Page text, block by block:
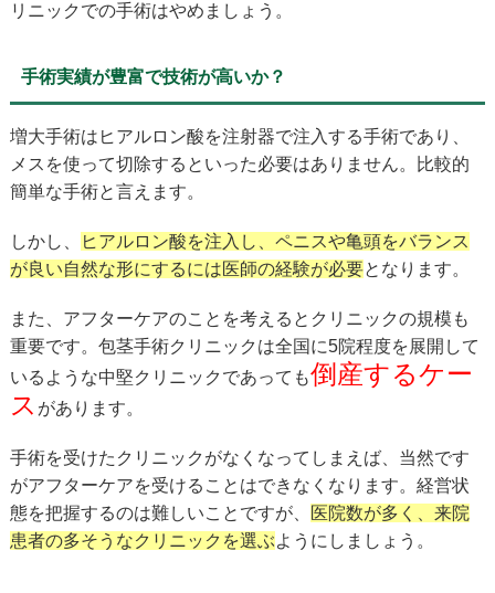
リニックでの手術はやめましょう。
手術実績が豊富で技術が高いか？
増大手術はヒアルロン酸を注射器で注入する手術であり、
メスを使って切除するといった必要はありません。比較的
簡単な手術と言えます。
しかし、
ヒアルロン酸を注入し、ペニスや亀頭をバランス
が良い自然な形にするには医師の経験が必要となります。
また、アフターケアのことを考えるとクリニックの規模も
重要です。包茎手術クリニックは全国に5院程度を展開して
いるような中堅クリニックであっても倒産するケー
ス があります。
手術を受けたクリニックがなくなってしまえば、当然です
がアフターケアを受けることはできなくなります。経営状
態を把握するのは難しいことですが、
医院数が多く、来院
患者の多そうなクリニックを選ぶようにしましょう。